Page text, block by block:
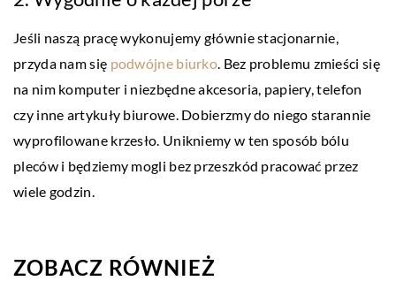
Jeśli naszą pracę wykonujemy głównie stacjonarnie,
przyda nam się podwójne biurko . Bez problemu zmieści się
na nim komputer i niezbędne akcesoria, papiery, telefon
czy inne artykuły biurowe. Dobierzmy do niego starannie
wyprofilowane krzesło. Unikniemy w ten sposób bólu
pleców i będziemy mogli bez przeszkód pracować przez
wiele godzin.
ZOBACZ RÓWNIEŻ